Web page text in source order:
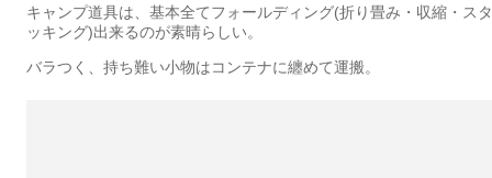
キャンプ道具は、基本全てフォールディング(折り畳み・収縮・スタ
ッキング)出来るのが素晴らしい。
バラつく、持ち難い小物はコンテナに纏めて運搬。